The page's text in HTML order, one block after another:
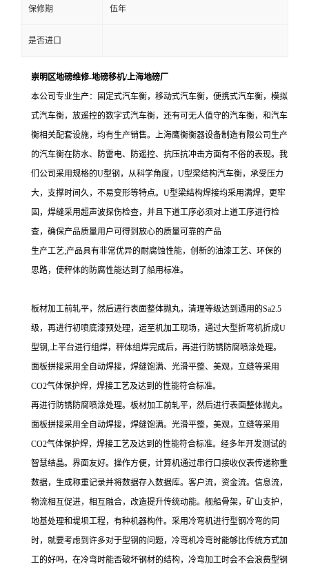
保修期 伍年
是否进口
崇明区地磅维修-地磅移机/上海地磅厂
本公司专业生产：
固定式汽车衡，移动式汽车衡，便携式汽车衡，模拟
式汽车衡，放遥控的数字式汽车衡，还有可无人值守的汽车衡，和汽车
衡相关配套设施，均有生产销售。
上海鹰衡衡器设备制造有限公司生产
的汽车衡在防水、防雷电、防遥控、抗压抗冲击方面有不俗的表现。我
们公司采用规格的U型钢，从科学角度， U型梁结构汽车衡，承受压力
大，支撑时间久，不易变形等特点。 U型梁结构焊接均采用满焊，更牢
固，焊缝采用超声波探伤检查，并且下道工序必须对上道工序进行检
查，确保产品质量用户可得到放心的质量可靠的产品
生产工艺;产品具有非常优异的耐腐蚀性能，创新的油漆工艺、环保的
思路，使秤体的防腐性能达到了船用标准。
板材加工前轧平，然后进行表面整体抛丸，清理等级达到通用的Sa2.5
级，再进行初喷底漆预处理，运至机加工现场，通过大型折弯机折成U
型钢,上平台进行组焊，秤体组焊完成后，再进行防锈防腐喷涂处理。
面板拼接采用全自动焊接，焊缝饱满、光滑平整、美观，立缝等采用
CO2气体保护焊，焊接工艺及达到的性能符合标准。
再进行防锈防腐喷涂处理。板材加工前轧平，然后进行表面整体抛丸。
面板拼接采用全自动焊接，焊缝饱满。光滑平整，美观，立缝等采用
CO2气体保护焊，焊接工艺及达到的性能符合标准。经多年开发测试的
智慧结晶。界面友好。操作方便，计算机通过串行口接收仪表传递称重
数据，生成称重记录并将数据存入数据库。客户流，资金流。信息流，
物流相互促进，相互融合，改造提升传统动能。舰船骨架，矿山支护，
地基处理和堤坝工程，有种机器构件。采用冷弯机进行型钢冷弯的同
时，就要考虑到许多对于型钢的问题，冷弯机冷弯时能够比传统方式加
工的好吗，在冷弯时能否破坏钢材的结构，冷弯加工时会不会浪费型钢